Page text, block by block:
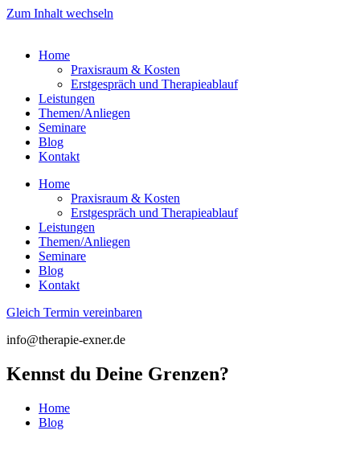
Zum Inhalt wechseln
Home
Praxisraum & Kosten
Erstgespräch und Therapieablauf
Leistungen
Themen/Anliegen
Seminare
Blog
Kontakt
Home
Praxisraum & Kosten
Erstgespräch und Therapieablauf
Leistungen
Themen/Anliegen
Seminare
Blog
Kontakt
Gleich Termin vereinbaren
info@therapie-exner.de
Kennst du Deine Grenzen?
Home
Blog